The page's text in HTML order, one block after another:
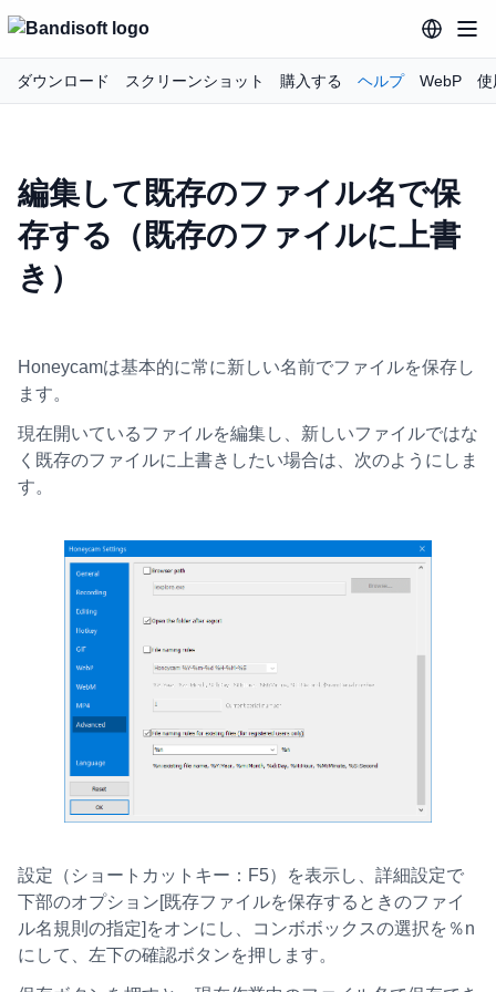
ダウンロード スクリーンショット 購入する ヘルプ WebP 使
編集して既存のファイル名で保
存する（既存のファイルに上書
き）
Honeycamは基本的に常に新しい名前でファイルを保存し
ます。
現在開いているファイルを編集し、新しいファイルではな
く既存のファイルに上書きしたい場合は、次のようにしま
す。
設定（ショートカットキー：F5）を表示し、詳細設定で
下部のオプション[既存ファイルを保存するときのファイ
ル名規則の指定]をオンにし、コンボボックスの選択を％n
にして、左下の確認ボタンを押します。